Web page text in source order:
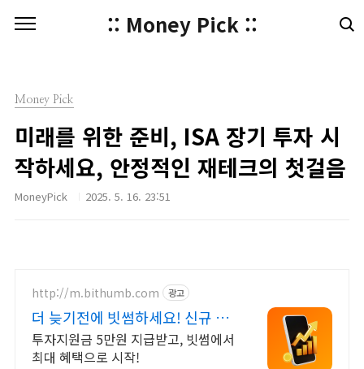
:: Money Pick ::
Money Pick
미래를 위한 준비, ISA 장기 투자 시
작하세요, 안정적인 재테크의 첫걸음
MoneyPick 2025. 5. 16. 23:51
http://m.bithumb.com 광고
더 늦기전에 빗썸하세요! 신규 가
입 시 5만원 혜택
투자지원금 5만원 지급받고, 빗썸에서
최대 혜택으로 시작!